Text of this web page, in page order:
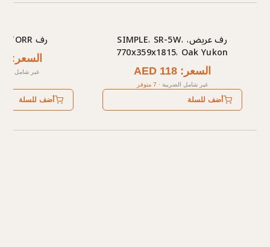
رف عريض، SIMPLE، SR-5W،
770x359x1815، Oak Yukon
السعر: AED 118
غير شامل الضريبة · 7 متوفر
أضف للسلة
رف TORR - أوك كانيون
السعر: AED 276
غير شامل
أضف للسلة